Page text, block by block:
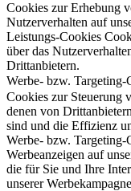
Cookies zur Erhebung
Nutzerverhalten auf
Leistungs-Cookies
über das
Drittanbietern.
Werbe- bzw. Targeting-
Cookies zur Steuerung
denen von
sind und die Effizienz
Werbe- bzw. Targeting-
Werbeanzeigen auf
die für Sie und Ihre
unserer